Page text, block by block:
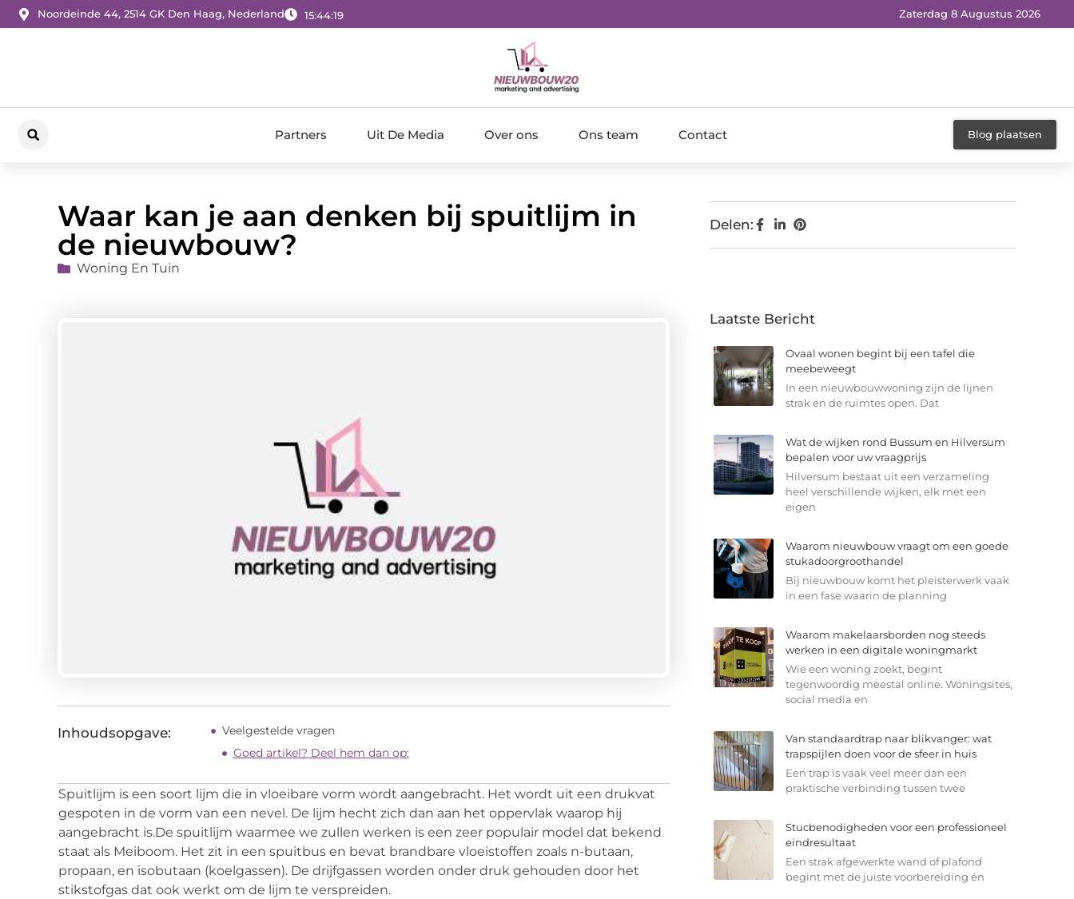
Noordeinde 44, 2514 GK Den Haag, Nederland 15:44:21 Zaterdag 8 Augustus 2026
Partners Uit De Media Over ons Ons team Contact Blog plaatsen
Waar kan je aan denken bij spuitlijm in
de nieuwbouw?
Woning En Tuin
Inhoudsopgave:
Veelgestelde vragen
Goed artikel? Deel hem dan op:
Spuitlijm is een soort lijm die in vloeibare vorm wordt aangebracht. Het wordt uit een drukvat
gespoten in de vorm van een nevel. De lijm hecht zich dan aan het oppervlak waarop hij
aangebracht is.De spuitlijm waarmee we zullen werken is een zeer populair model dat bekend
staat als Meiboom. Het zit in een spuitbus en bevat brandbare vloeistoffen zoals n-butaan,
propaan, en isobutaan (koelgassen). De drijfgassen worden onder druk gehouden door het
stikstofgas dat ook werkt om de lijm te verspreiden.
Delen:
Laatste Bericht
Ovaal wonen begint bij een tafel die
meebeweegt
In een nieuwbouwwoning zijn de lijnen
strak en de ruimtes open. Dat
Wat de wijken rond Bussum en Hilversum
bepalen voor uw vraagprijs
Hilversum bestaat uit een verzameling
heel verschillende wijken, elk met een
eigen
Waarom nieuwbouw vraagt om een goede
stukadoorgroothandel
Bij nieuwbouw komt het pleisterwerk vaak
in een fase waarin de planning
Waarom makelaarsborden nog steeds
werken in een digitale woningmarkt
Wie een woning zoekt, begint
tegenwoordig meestal online. Woningsites,
social media en
Van standaardtrap naar blikvanger: wat
trapspijlen doen voor de sfeer in huis
Een trap is vaak veel meer dan een
praktische verbinding tussen twee
Stucbenodigheden voor een professioneel
eindresultaat
Een strak afgewerkte wand of plafond
begint met de juiste voorbereiding én